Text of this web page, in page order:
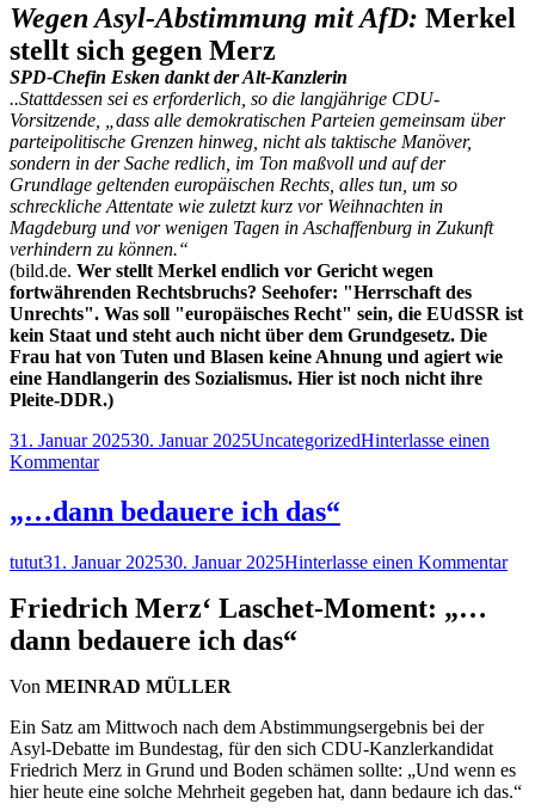
Wegen Asyl-Abstimmung mit AfD: Merkel
stellt sich gegen Merz
SPD-Chefin Esken dankt der Alt-Kanzlerin
..Stattdessen sei es erforderlich, so die langjährige CDU-
Vorsitzende, „dass alle demokratischen Parteien gemeinsam über
parteipolitische Grenzen hinweg, nicht als taktische Manöver,
sondern in der Sache redlich, im Ton maßvoll und auf der
Grundlage geltenden europäischen Rechts, alles tun, um so
schreckliche Attentate wie zuletzt kurz vor Weihnachten in
Magdeburg und vor wenigen Tagen in Aschaffenburg in Zukunft
verhindern zu können.“
(bild.de. Wer stellt Merkel endlich vor Gericht wegen
fortwährenden Rechtsbruchs? Seehofer: "Herrschaft des
Unrechts". Was soll "europäisches Recht" sein, die EUdSSR ist
kein Staat und steht auch nicht über dem Grundgesetz. Die
Frau hat von Tuten und Blasen keine Ahnung und agiert wie
eine Handlangerin des Sozialismus. Hier ist noch nicht ihre
Pleite-DDR.)
Veröffentlicht
am
31. Januar 202530. Januar 2025Kategorien
UncategorizedHinterlasse einen
Kommentarzu
31.1.
25
„…dann bedauere ich das“
Autor
tututVeröffentlicht
31. Januar 202530. Januar 2025Hinterlasse einen Kommentarzu
Friedrich Merz‘ Laschet-Moment: „…
dann bedauere ich das“
Von MEINRAD MÜLLER
Ein Satz am Mittwoch nach dem Abstimmungsergebnis bei der
Asyl-Debatte im Bundestag, für den sich CDU-Kanzlerkandidat
Friedrich Merz in Grund und Boden schämen sollte: „Und wenn es
hier heute eine solche Mehrheit gegeben hat, dann bedaure ich das.“